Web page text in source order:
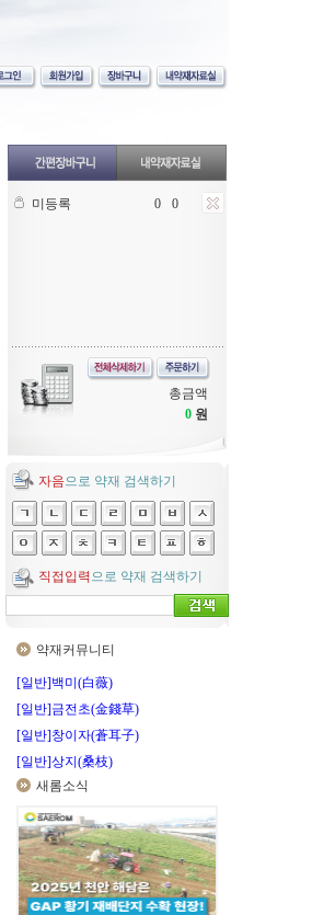
미등록 0 0
총금액
0원
자음으로 약재 검색하기
직접입력 으로 약재 검색하기
약재커뮤니티
[일반]백미(白薇)
[일반]금전초(金錢草)
[일반]창이자(蒼耳子)
[일반]상지(桑枝)
새롬소식